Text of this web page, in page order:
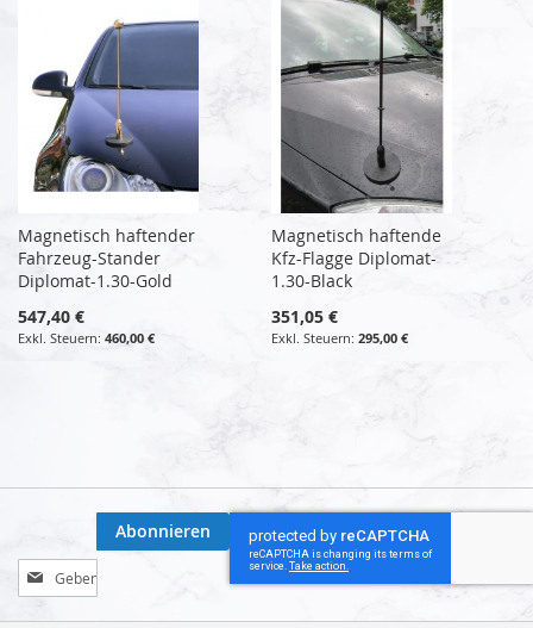
Magnetisch haftender
Fahrzeug-Stander
Diplomat-1.30-Gold
547,40 €
460,00 €
Magnetisch haftende
Kfz-Flagge Diplomat-
1.30-Black
351,05 €
295,00 €
Melden
Sie
sich
Abonnieren